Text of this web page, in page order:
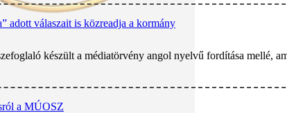
adott válaszait is közreadja a kormány
készült a médiatörvény angol nyelvű fordítása mellé,
a MÚOSZ